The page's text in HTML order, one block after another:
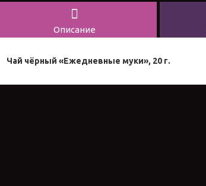
Описание
Чай чёрный «Ежедневные муки», 20 г.